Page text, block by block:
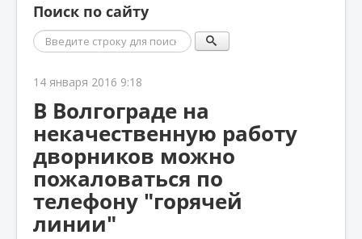
Поиск по сайту
Поиск
14 января 2016 9:18
В Волгограде на
некачественную работу
дворников можно
пожаловаться по
телефону "горячей
линии"